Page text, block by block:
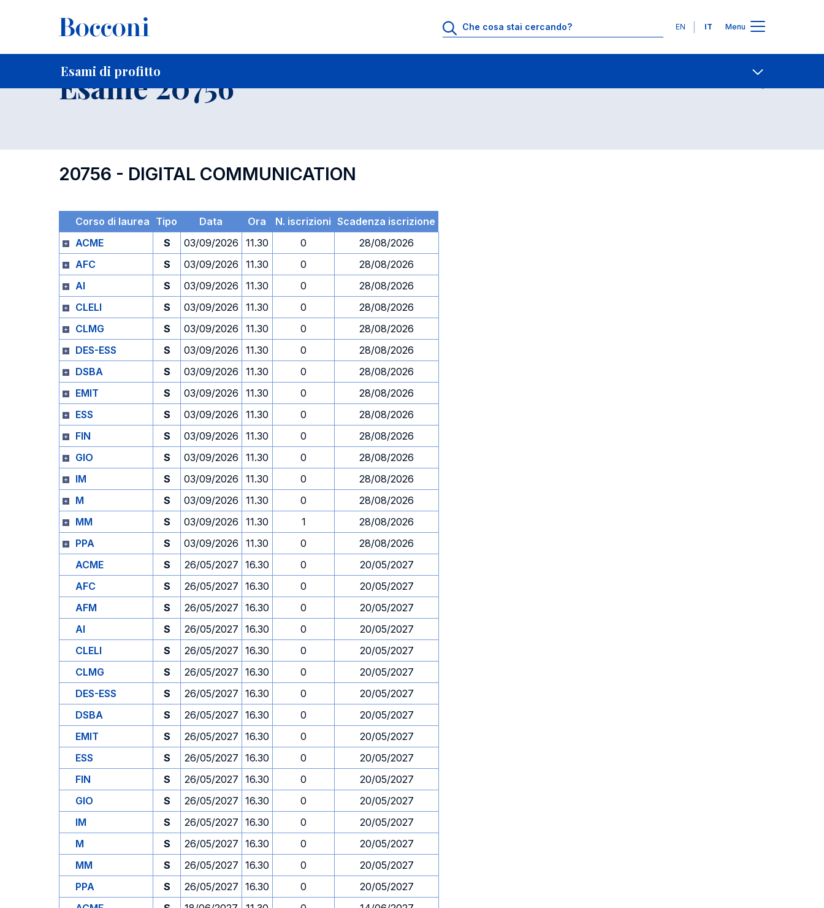
Lingue
EN IT Menu
Esami di profitto
Home Per studenti iscritti Contatti
Esame 20756
20756 - DIGITAL COMMUNICATION
Corso di laurea Tipo Data Ora N. iscrizioni Scadenza iscrizione
ACME
S 03/09/2026 11.30 0
28/08/2026
AFC
S 03/09/2026 11.30 0
28/08/2026
AI
S 03/09/2026 11.30 0
28/08/2026
CLELI
S 03/09/2026 11.30 0
28/08/2026
CLMG
S 03/09/2026 11.30 0
28/08/2026
DES-ESS
S 03/09/2026 11.30 0
28/08/2026
DSBA
S 03/09/2026 11.30 0
28/08/2026
EMIT
S 03/09/2026 11.30 0
28/08/2026
ESS
S 03/09/2026 11.30 0
28/08/2026
FIN
S 03/09/2026 11.30 0
28/08/2026
GIO
S 03/09/2026 11.30 0
28/08/2026
IM
S 03/09/2026 11.30 0
28/08/2026
M
S 03/09/2026 11.30 0
28/08/2026
MM
S 03/09/2026 11.30 1
28/08/2026
PPA
S 03/09/2026 11.30 0
28/08/2026
ACME
S 26/05/2027 16.30 0
20/05/2027
AFC
S 26/05/2027 16.30 0
20/05/2027
AFM
S 26/05/2027 16.30 0
20/05/2027
AI
S 26/05/2027 16.30 0
20/05/2027
CLELI
S 26/05/2027 16.30 0
20/05/2027
CLMG
S 26/05/2027 16.30 0
20/05/2027
DES-ESS
S 26/05/2027 16.30 0
20/05/2027
DSBA
S 26/05/2027 16.30 0
20/05/2027
EMIT
S 26/05/2027 16.30 0
20/05/2027
ESS
S 26/05/2027 16.30 0
20/05/2027
FIN
S 26/05/2027 16.30 0
20/05/2027
GIO
S 26/05/2027 16.30 0
20/05/2027
IM
S 26/05/2027 16.30 0
20/05/2027
M
S 26/05/2027 16.30 0
20/05/2027
MM
S 26/05/2027 16.30 0
20/05/2027
PPA
S 26/05/2027 16.30 0
20/05/2027